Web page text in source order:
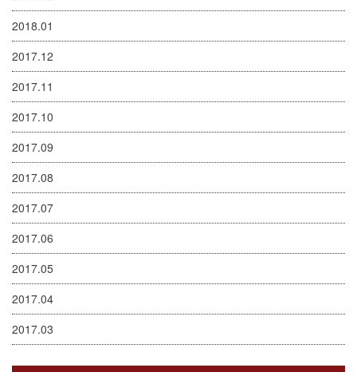
2018.01
2017.12
2017.11
2017.10
2017.09
2017.08
2017.07
2017.06
2017.05
2017.04
2017.03